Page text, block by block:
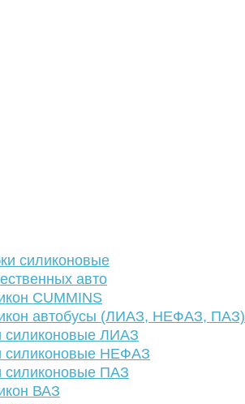
силиконовые
авто
CUMMINS
автобусы (ЛИАЗ, НЕФАЗ, ПАЗ)
силиконовые ЛИАЗ
силиконовые НЕФАЗ
силиконовые ПАЗ
ВАЗ